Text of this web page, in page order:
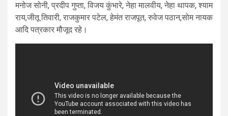
मनोज सोनी, प्रदीप गुप्ता, विजय कुंभारे, नेहा मालवीय, नेहा थापक, श्याम
राय,जीतू तिवारी, राजकुमार पटेल, हेमंत राजपूत, रुवेज पठान,सोम नायक
आदि पत्रकार मौजूद रहे।